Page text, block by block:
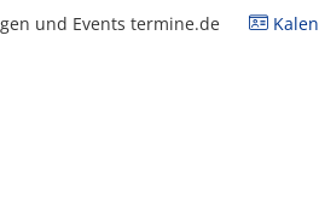
und Events termine.de